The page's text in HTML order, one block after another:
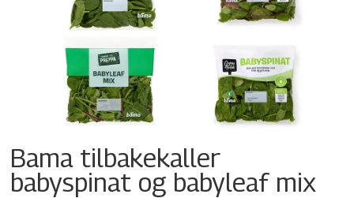
Bama tilbakekaller
babyspinat og babyleaf mix